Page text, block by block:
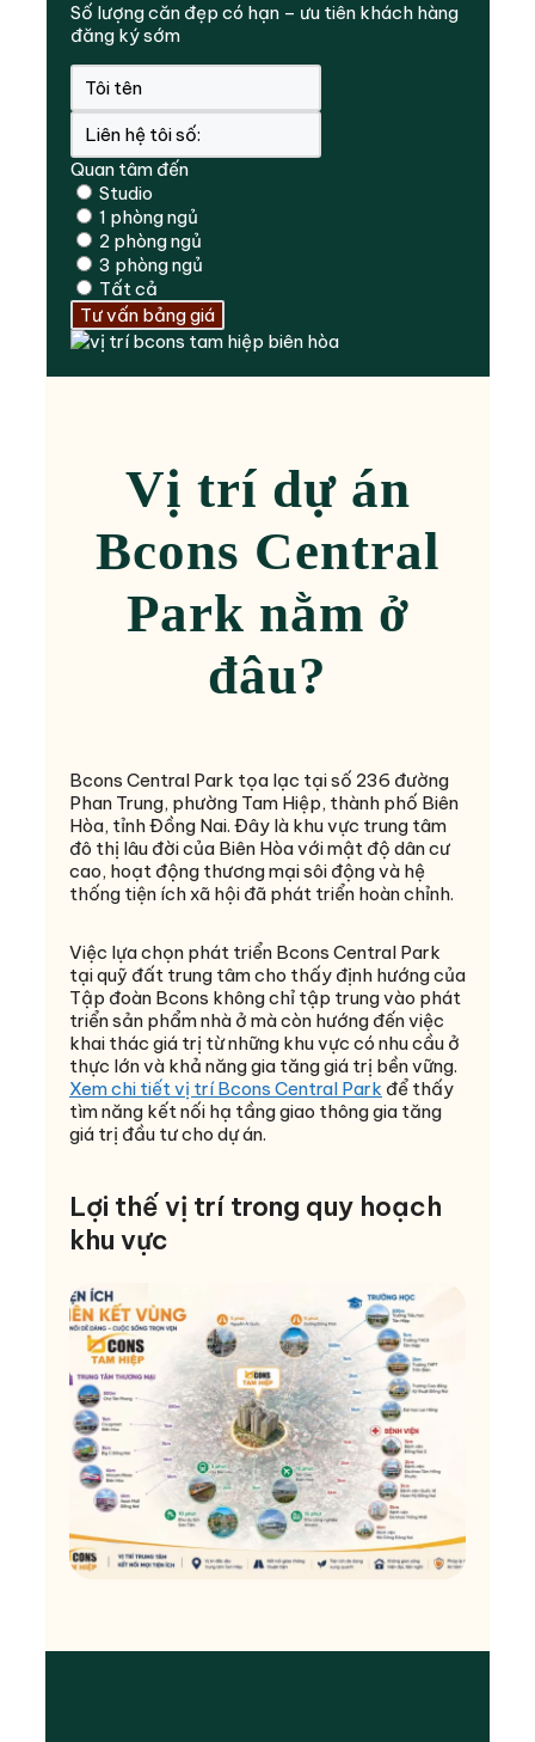
Số lượng căn đẹp có hạn – ưu tiên khách hàng
đăng ký sớm
Quan tâm đến
Studio
1 phòng ngủ
2 phòng ngủ
3 phòng ngủ
Tất cả
Tư vấn bảng giá
Vị trí dự án
Bcons Central
Park nằm ở
đâu?
Bcons Central Park tọa lạc tại số 236 đường
Phan Trung, phường Tam Hiệp, thành phố Biên
Hòa, tỉnh Đồng Nai. Đây là khu vực trung tâm
đô thị lâu đời của Biên Hòa với mật độ dân cư
cao, hoạt động thương mại sôi động và hệ
thống tiện ích xã hội đã phát triển hoàn chỉnh.
Việc lựa chọn phát triển Bcons Central Park
tại quỹ đất trung tâm cho thấy định hướng của
Tập đoàn Bcons không chỉ tập trung vào phát
triển sản phẩm nhà ở mà còn hướng đến việc
khai thác giá trị từ những khu vực có nhu cầu ở
thực lớn và khả năng gia tăng giá trị bền vững.
Xem chi tiết vị trí Bcons Central Park để thấy
tìm năng kết nối hạ tầng giao thông gia tăng
giá trị đầu tư cho dự án.
Lợi thế vị trí trong quy hoạch
khu vực